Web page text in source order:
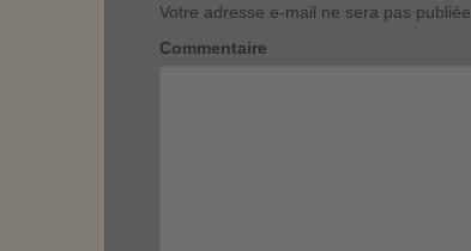
Votre adresse e-mail ne sera pas publiée.
Commentaire